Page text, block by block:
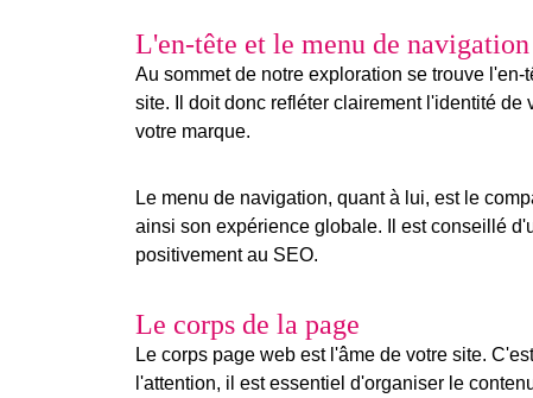
L'en-tête et le menu de navigation
Au sommet de notre exploration se trouve l'en-
site. Il doit donc refléter clairement l'identité
votre marque.
Le menu de navigation, quant à lui, est le
ainsi son expérience globale. Il est conseillé
positivement au SEO.
Le corps de la page
Le corps page web est l'âme de votre site.
l'attention, il est essentiel d'organiser le